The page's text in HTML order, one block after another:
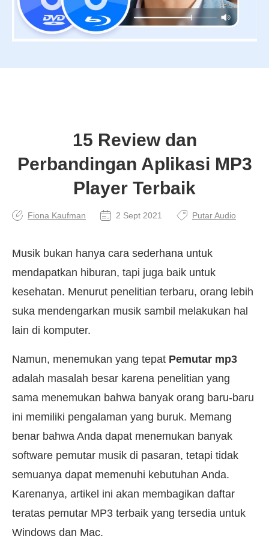
15 Review dan
Perbandingan Aplikasi MP3
Player Terbaik
Fiona Kaufman 2 Sept 2021 Putar Audio
Musik bukan hanya cara sederhana untuk
mendapatkan hiburan, tapi juga baik untuk
kesehatan. Menurut penelitian terbaru, orang lebih
suka mendengarkan musik sambil melakukan hal
lain di komputer.
Namun, menemukan yang tepat Pemutar mp3
adalah masalah besar karena penelitian yang
sama menemukan bahwa banyak orang baru-baru
ini memiliki pengalaman yang buruk. Memang
benar bahwa Anda dapat menemukan banyak
software pemutar musik di pasaran, tetapi tidak
semuanya dapat memenuhi kebutuhan Anda.
Karenanya, artikel ini akan membagikan daftar
teratas pemutar MP3 terbaik yang tersedia untuk
Windows dan Mac.